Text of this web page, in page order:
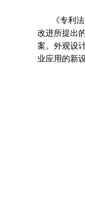
《专利
改进所提出
案。外观设
业应用的新